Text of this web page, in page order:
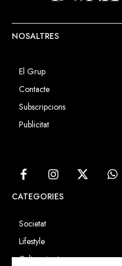
NOSALTRES
El Grup
Contacte
Subscripcions
Publicitat
CATEGORIES
Societat
Lifestyle
Cultura i art